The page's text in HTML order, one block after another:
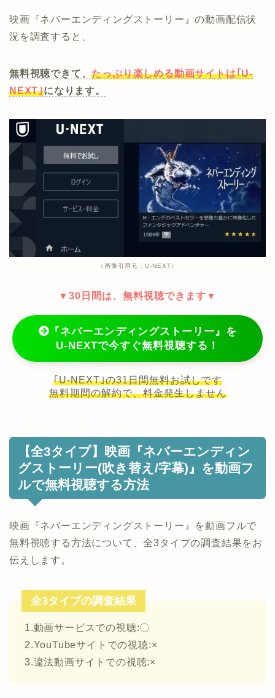
映画『ネバーエンディングストーリー』の動画配信状
況を調査すると、
無料視聴できて、たっぷり楽しめる動画サイトは｢U-
NEXT｣になります。
（画像引用元：U-NEXT）
▼30日間は、無料視聴できます▼
『ネバーエンディングストーリー』を
U-NEXTで今すぐ無料視聴する！
｢U-NEXT｣の31日間無料お試しです
無料期間の解約で、料金発生しません
【全3タイプ】映画『ネバーエンディン
グストーリー(吹き替え/字幕)』を動画フ
ルで無料視聴する方法
映画『ネバーエンディングストーリー』を動画フルで
無料視聴する方法について、全3タイプの調査結果をお
伝えします。
全3タイプの調査結果
1.動画サービスでの視聴:〇
2.YouTubeサイトでの視聴:×
3.違法動画サイトでの視聴:×